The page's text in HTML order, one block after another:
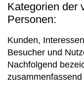
Kategorien der
Personen:
Kunden,
Besucher und
Nachfolgend
zusammenfassend